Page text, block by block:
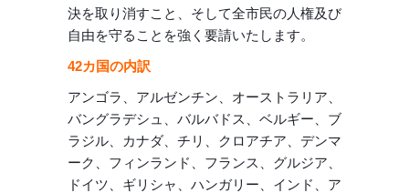
決を取り消すこと、そして全市民の人権及び
自由を守ることを強く要請いたします。
42カ国の内訳
アンゴラ、アルゼンチン、オーストラリア、
バングラデシュ、バルバドス、ベルギー、ブ
ラジル、カナダ、チリ、クロアチア、デンマ
ーク、フィンランド、フランス、グルジア、
ドイツ、ギリシャ、ハンガリー、インド、ア